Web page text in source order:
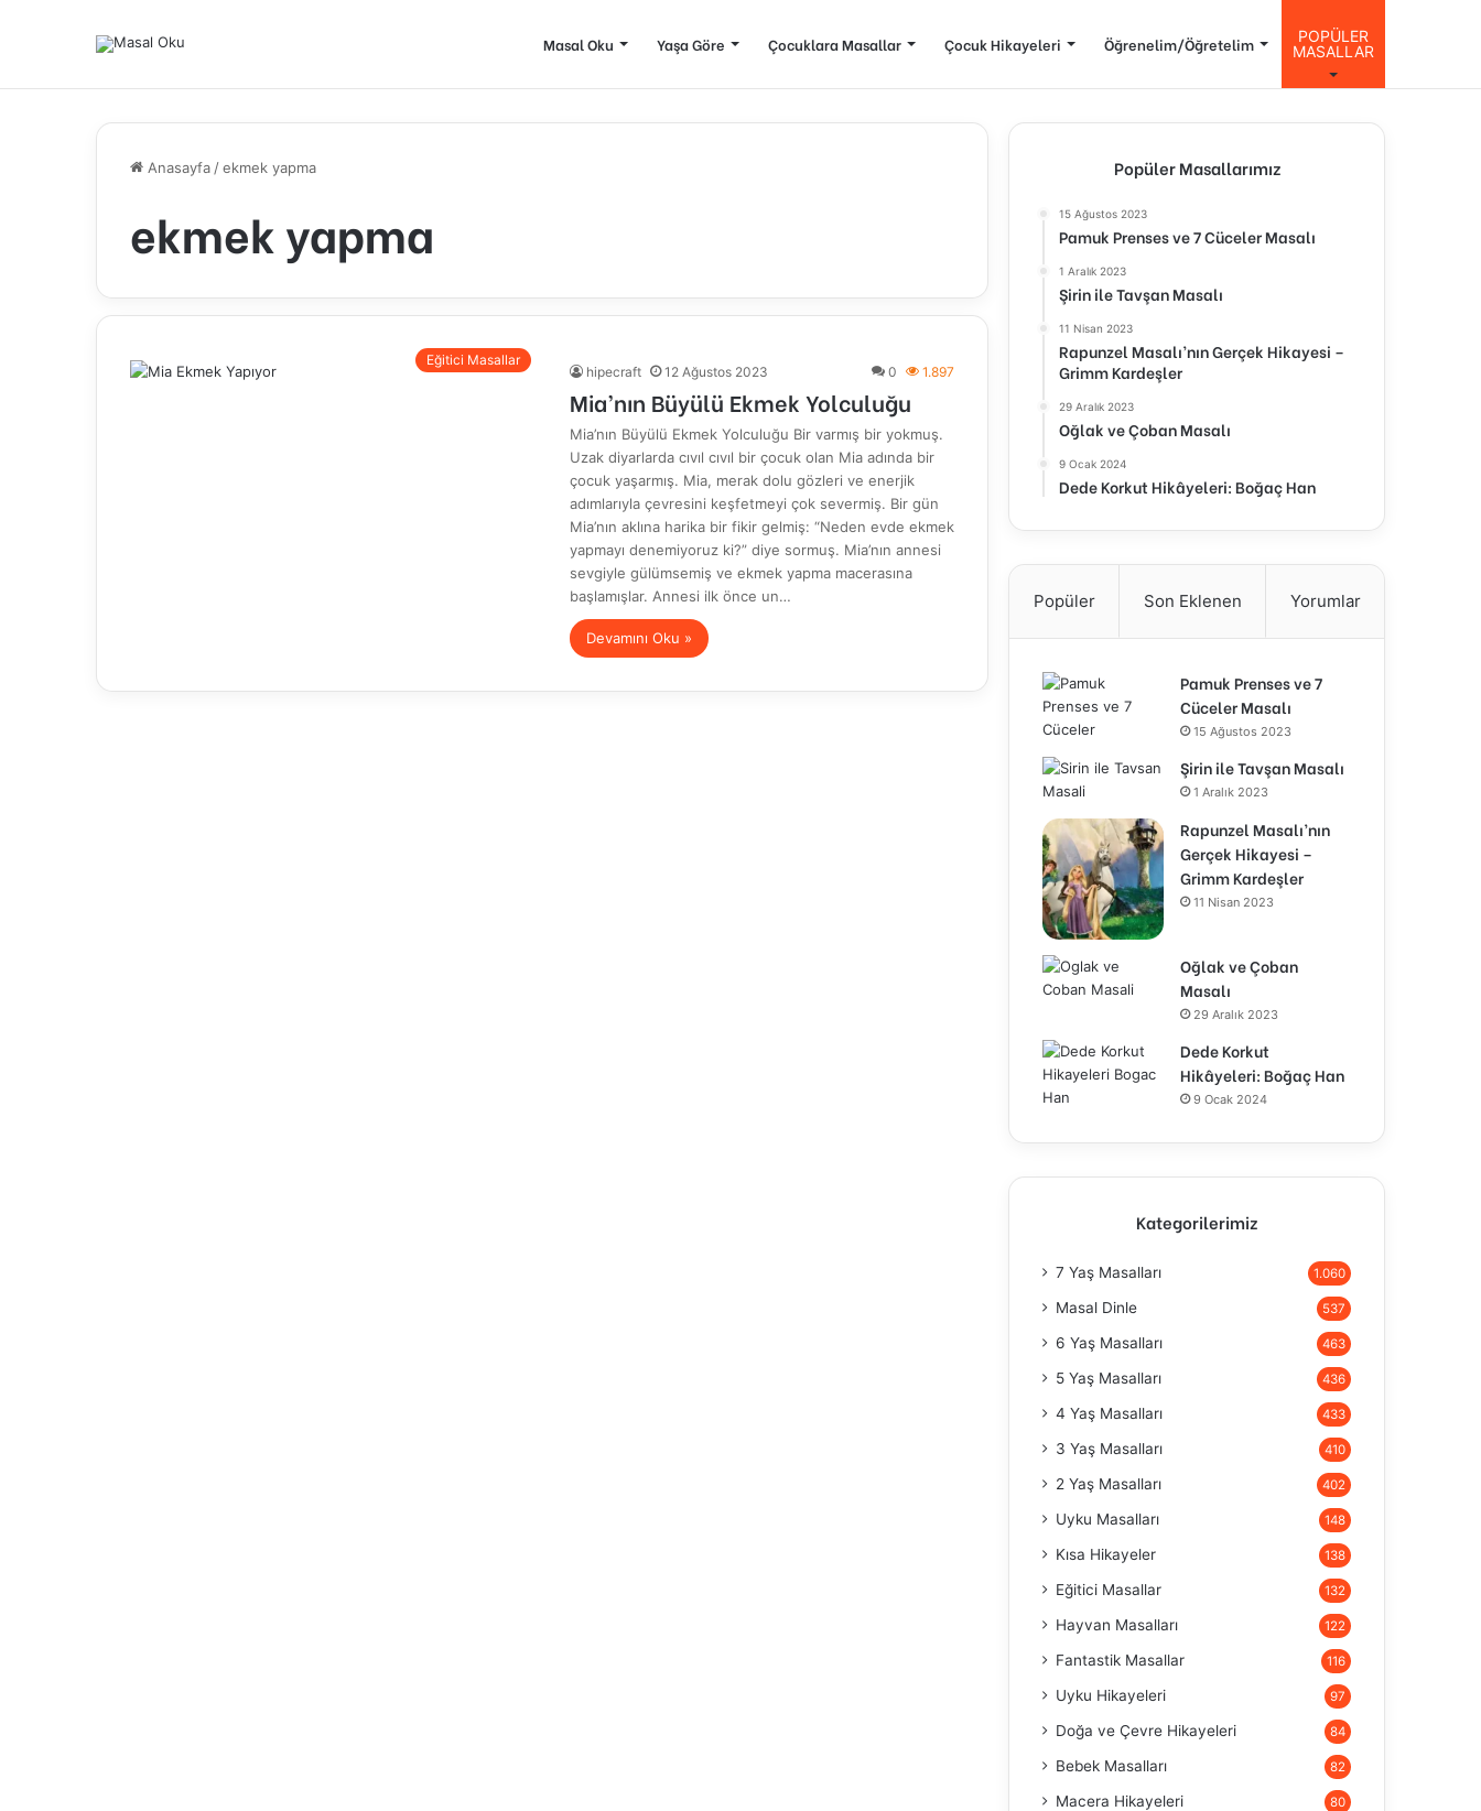
Masal Oku Yaşa Göre Çocuklara Masallar Çocuk Hikayeleri Öğrenelim/Öğretelim
POPÜLER
MASALLAR
Anasayfa /ekmek yapma
ekmek yapma
Eğitici Masallar
hipecraft 12 Ağustos 2023 0 1.897
Mia’nın Büyülü Ekmek Yolculuğu
Mia’nın Büyülü Ekmek Yolculuğu Bir varmış bir yokmuş.
Uzak diyarlarda cıvıl cıvıl bir çocuk olan Mia adında bir
çocuk yaşarmış. Mia, merak dolu gözleri ve enerjik
adımlarıyla çevresini keşfetmeyi çok severmiş. Bir gün
Mia’nın aklına harika bir fikir gelmiş: “Neden evde ekmek
yapmayı denemiyoruz ki?” diye sormuş. Mia’nın annesi
sevgiyle gülümsemiş ve ekmek yapma macerasına
başlamışlar. Annesi ilk önce un…
Devamını Oku »
Popüler Masallarımız
15 Ağustos 2023
Pamuk Prenses ve 7 Cüceler Masalı
1 Aralık 2023
Şirin ile Tavşan Masalı
11 Nisan 2023
Rapunzel Masalı’nın Gerçek Hikayesi –
Grimm Kardeşler
29 Aralık 2023
Oğlak ve Çoban Masalı
9 Ocak 2024
Dede Korkut Hikâyeleri: Boğaç Han
Popüler Son Eklenen Yorumlar
Pamuk Prenses ve 7
Cüceler Masalı
15 Ağustos 2023
Şirin ile Tavşan Masalı
1 Aralık 2023
Rapunzel Masalı’nın
Gerçek Hikayesi –
Grimm Kardeşler
11 Nisan 2023
Oğlak ve Çoban
Masalı
29 Aralık 2023
Dede Korkut
Hikâyeleri: Boğaç Han
9 Ocak 2024
Kategorilerimiz
7 Yaş Masalları 1.060
Masal Dinle 537
6 Yaş Masalları 463
5 Yaş Masalları 436
4 Yaş Masalları 433
3 Yaş Masalları 410
2 Yaş Masalları 402
Uyku Masalları 148
Kısa Hikayeler 138
Eğitici Masallar 132
Hayvan Masalları 122
Fantastik Masallar 116
Uyku Hikayeleri 97
Doğa ve Çevre Hikayeleri 84
Bebek Masalları 82
Macera Hikayeleri 80